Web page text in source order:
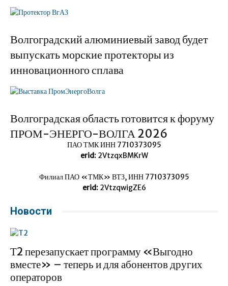
Волгоградский алюминиевый завод будет
выпускать морские протекторы из
инновационного сплава
Волгоградская область готовится к форуму
ПРОМ-ЭНЕРГО-ВОЛГА 2026
ПАО ТМК ИНН 7710373095
erid:2VtzqxBMKrW
Филиал ПАО «ТМК» ВТЗ, ИНН 7710373095
erid:2VtzqwigZE6
Новости
Т2 перезапускает программу «Выгодно
вместе» – теперь и для абонентов других
операторов